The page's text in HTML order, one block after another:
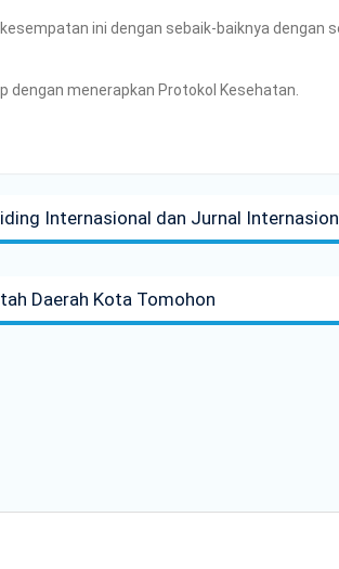
ini dengan sebaik-baiknya dengan
menerapkan Protokol Kesehatan.
Internasional dan Jurnal
Daerah Kota Tomohon